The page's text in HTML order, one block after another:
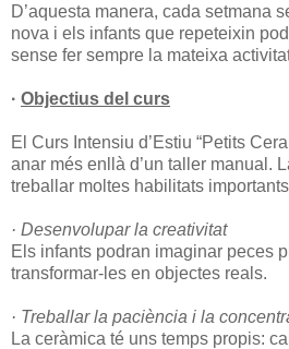
D’aquesta manera, cada setmana
nova i els infants que repeteixin
sense fer sempre la mateixa
· Objectius del curs
El Curs Intensiu d’Estiu “Petits
anar més enllà d’un taller manual.
treballar moltes habilitats
· Desenvolupar la creativitat
Els infants podran imaginar peces
transformar-les en objectes reals.
· Treballar la paciència i la
La ceràmica té uns temps propis: